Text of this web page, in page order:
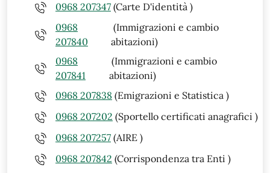
0968 207347 (Carte D'identità )
0968
207840
(Immigrazioni e cambio
abitazioni)
0968
207841
(Immigrazioni e cambio
abitazioni)
0968 207838 (Emigrazioni e Statistica )
0968 207202 (Sportello certificati anagrafici )
0968 207257 (AIRE )
0968 207842 (Corrispondenza tra Enti )